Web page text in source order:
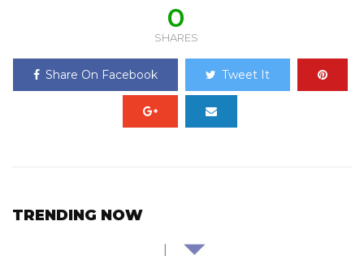
0
SHARES
Share On Facebook Tweet It
TRENDING NOW